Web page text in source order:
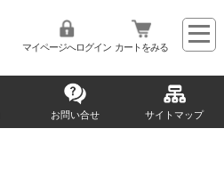
マイページへログイン カートをみる
お問い合せ サイトマップ